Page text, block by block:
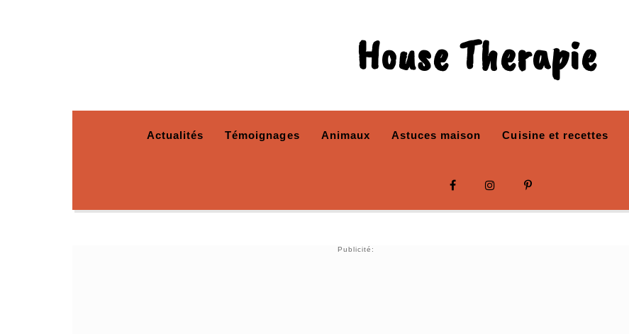
House Therapie
Actualités Témoignages Animaux Astuces maison Cuisine et recettes
Publicité: